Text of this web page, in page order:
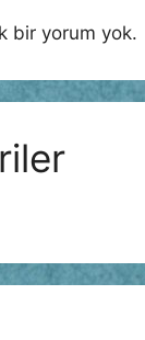
bir yorum yok.